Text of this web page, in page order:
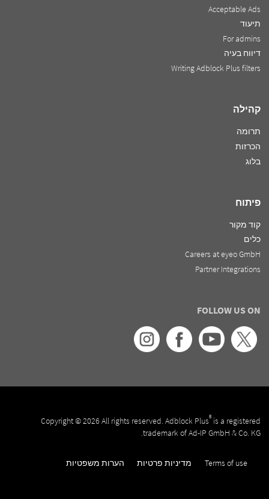
Acceptable Ads
תיעוד
For admins
דיווח בעיה
Writing Adblock Plus filters
קהילה
תרומה
הכרזות
בלוג
פיתוח
קוד מקור
כלים
Careers at eyeo GmbH
Partner Integrations
FOLLOW US ON
Copyright © 2026 All rights reserved. Adblock Plus®is a registered
trademark of Ad-IP GmbH & Co. KG.
Terms of use מדיניות פרטיות הערות משפטיות